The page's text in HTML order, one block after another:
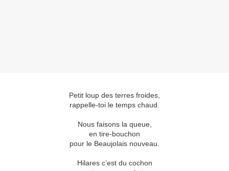
Petit loup des terres froides,
rappelle-toi le temps chaud.
Nous faisons la queue,
en tire-bouchon
pour le Beaujolais nouveau.
Hilares c’est du cochon